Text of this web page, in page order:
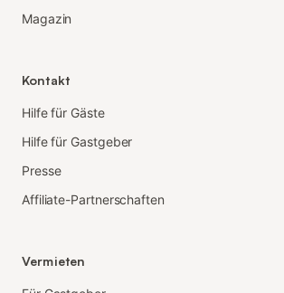
Magazin
Kontakt
Hilfe für Gäste
Hilfe für Gastgeber
Presse
Affiliate-Partnerschaften
Vermieten